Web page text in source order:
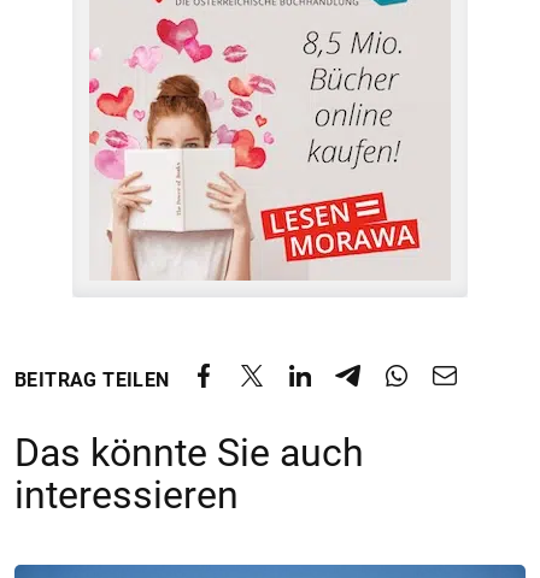
BEITRAG TEILEN
Das könnte Sie auch
interessieren